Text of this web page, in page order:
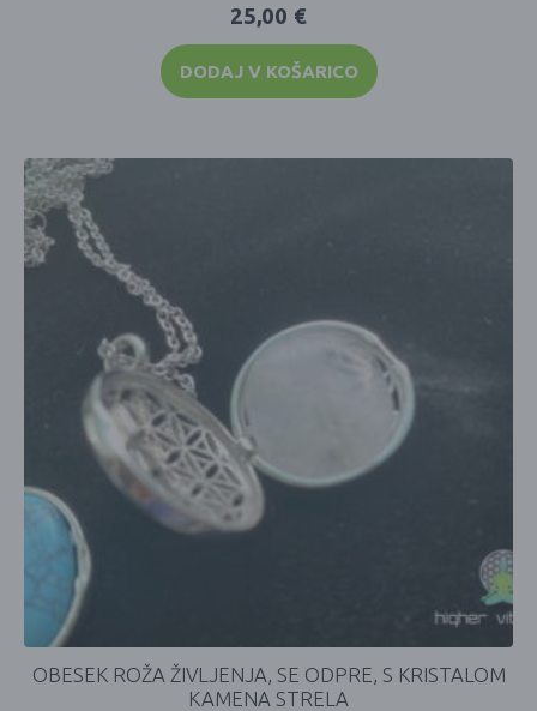
25,00 €
DODAJ V KOŠARICO
OBESEK ROŽA ŽIVLJENJA, SE ODPRE, S KRISTALOM
KAMENA STRELA